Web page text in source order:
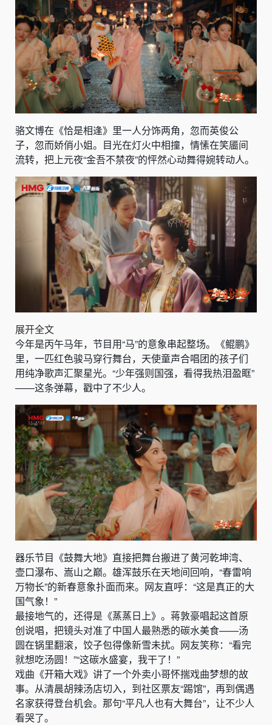
骆文博在《恰是相逢》里一人分饰两角，忽而英俊公
子，忽而娇俏小姐。目光在灯火中相撞，情愫在笑靥间
流转，把上元夜“金吾不禁夜”的怦然心动舞得婉转动人。
展开全文
今年是丙午马年，节目用“马”的意象串起整场。《鲲鹏》
里，一匹红色骏马穿行舞台，天使童声合唱团的孩子们
用纯净歌声汇聚星光。“少年强则国强，看得我热泪盈眶”
——这条弹幕，戳中了不少人。
器乐节目《鼓舞大地》直接把舞台搬进了黄河乾坤湾、
壶口瀑布、嵩山之巅。雄浑鼓乐在天地间回响，“春雷响
万物长”的新春意象扑面而来。网友直呼：“这是真正的大
国气象！”
最接地气的，还得是《蒸蒸日上》。蒋敦豪唱起这首原
创说唱，把镜头对准了中国人最熟悉的碳水美食——汤
圆在锅里翻滚，饺子包得像新雪未扰。网友笑称：“看完
就想吃汤圆！”“这碳水盛宴，我干了！”
戏曲《开箱大戏》讲了一个外卖小哥怀揣戏曲梦想的故
事。从清晨胡辣汤店切入，到社区票友“踢馆”，再到偶遇
名家获得登台机会。那句“平凡人也有大舞台”，让不少人
看哭了。